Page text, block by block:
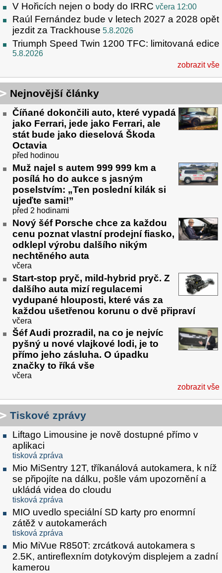
V Hořicích nejen o body do IRRC včera 12:00
Raúl Fernández bude v letech 2027 a 2028 opět
jezdit za Trackhouse 5.8.2026
Triumph Speed Twin 1200 TFC: limitovaná edice
5.8.2026
zobrazit vše
Nejnovější články
Číňané dokončili auto, které vypadá
jako Ferrari, jede jako Ferrari, ale
stát bude jako dieselová Škoda
Octavia
před hodinou
Muž najel s autem 999 999 km a
posílá ho do aukce s jasným
poselstvím: „Ten poslední kilák si
ujeďte sami!”
před 2 hodinami
Nový šéf Porsche chce za každou
cenu poznat vlastní prodejní fiasko,
odklepl výrobu dalšího nikým
nechtěného auta
včera
Start-stop pryč, mild-hybrid pryč. Z
dalšího auta mizí regulacemi
vydupané hlouposti, které vás za
každou ušetřenou korunu o dvě připraví
včera
Šéf Audi prozradil, na co je nejvíc
pyšný u nové vlajkové lodi, je to
přímo jeho zásluha. O úpadku
značky to říká vše
včera
zobrazit vše
Tiskové zprávy
Liftago Limousine je nově dostupné přímo v
aplikaci
tisková zpráva
Mio MiSentry 12T, tříkanálová autokamera, k níž
se připojíte na dálku, pošle vám upozornění a
ukládá videa do cloudu
tisková zpráva
MIO uvedlo speciální SD karty pro enormní
zátěž v autokamerách
tisková zpráva
Mio MiVue R850T: zrcátková autokamera s
2.5K, antireflexním dotykovým displejem a zadní
kamerou